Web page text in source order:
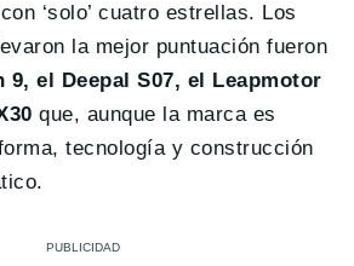
‘solo’ cuatro estrellas. Los
la mejor puntuación fueron
9, el Deepal S07, el Leapmotor
que, aunque la marca es
tecnología y construcción